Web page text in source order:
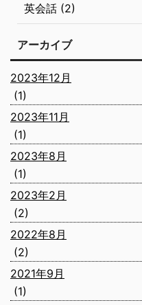
英会話 (2)
アーカイブ
2023年12月
(1)
2023年11月
(1)
2023年8月
(1)
2023年2月
(2)
2022年8月
(2)
2021年9月
(1)